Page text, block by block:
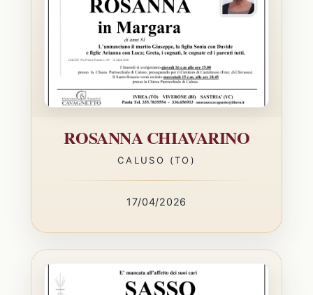
ROSANNA CHIAVARINO
CALUSO (TO)
17/04/2026